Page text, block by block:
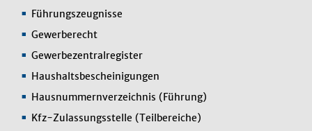
Führungszeugnisse
Gewerberecht
Gewerbezentralregister
Haushaltsbescheinigungen
Hausnummernverzeichnis (Führung)
Kfz-Zulassungsstelle (Teilbereiche)